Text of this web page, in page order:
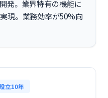
発。業界特有の機能に
現。業務効率が50%向
立10年